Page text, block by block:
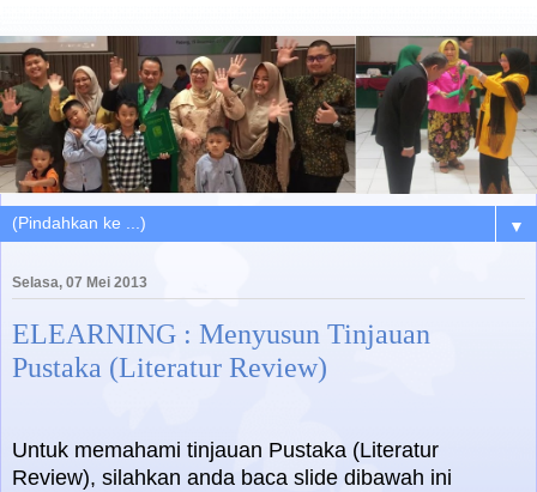
▼
Selasa, 07 Mei 2013
ELEARNING : Menyusun Tinjauan
Pustaka (Literatur Review)
Untuk memahami tinjauan Pustaka (Literatur
Review), silahkan anda baca slide dibawah ini